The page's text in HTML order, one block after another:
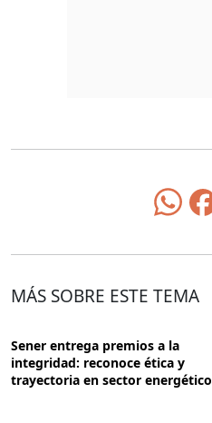
MÁS SOBRE ESTE TEMA
Sener entrega premios a la
integridad: reconoce ética y
trayectoria en sector energético